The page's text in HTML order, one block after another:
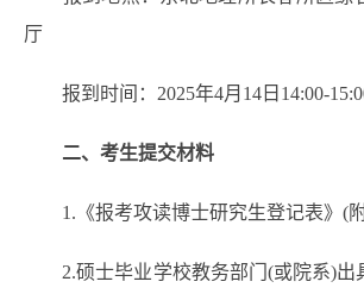
厅
报到时间：2025年4月14日14:00-
二、考生提交材料
1.《报考攻读博士研究生登记表》(附
2.硕士毕业学校教务部门(或院系)出